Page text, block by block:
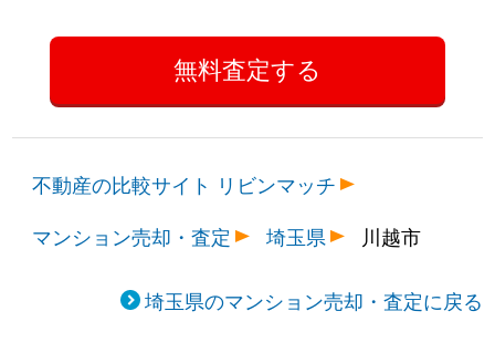
不動産の比較サイト リビンマッチ
マンション売却・査定
埼玉県 川越市
埼玉県のマンション売却・査定に戻る